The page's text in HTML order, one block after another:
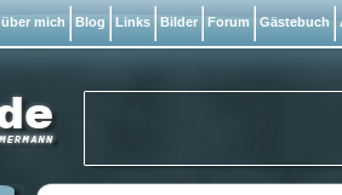
über mich Blog Links Bilder Forum Gästebuch